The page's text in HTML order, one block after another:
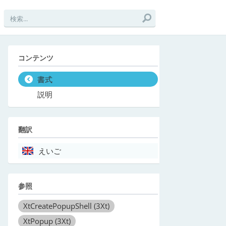
コンテンツ
書式
説明
翻訳
えいご
参照
XtCreatePopupShell (3Xt)
XtPopup (3Xt)